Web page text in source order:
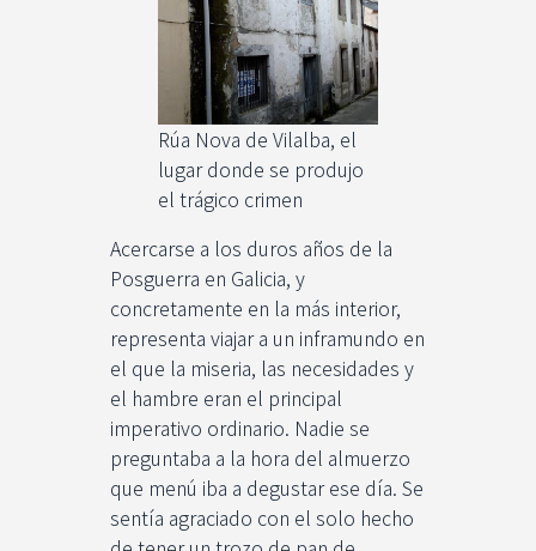
Rúa Nova de Vilalba, el
lugar donde se produjo
el trágico crimen
Acercarse a los duros años de la
Posguerra en Galicia, y
concretamente en la más interior,
representa viajar a un inframundo en
el que la miseria, las necesidades y
el hambre eran el principal
imperativo ordinario. Nadie se
preguntaba a la hora del almuerzo
que menú iba a degustar ese día. Se
sentía agraciado con el solo hecho